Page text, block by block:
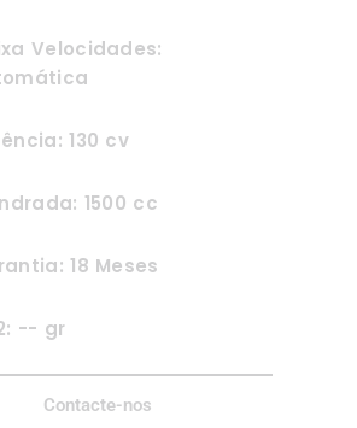
Velocidades:
130 cv
1500 cc
18 Meses
-- gr
Contacte-nos